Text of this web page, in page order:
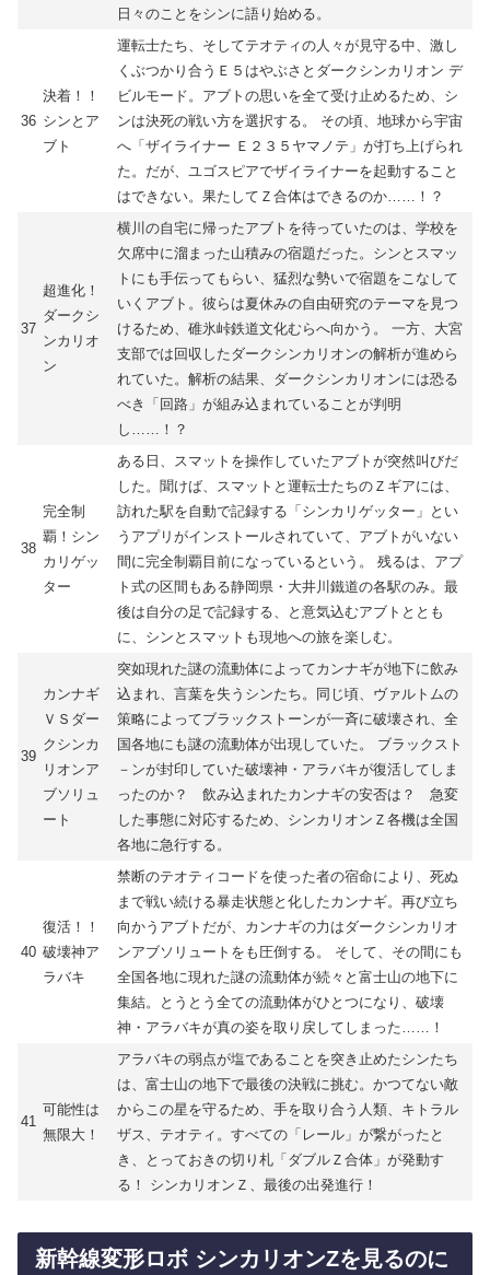
日々のことをシンに語り始める。
36
決着！！
シンとア
ブト
運転士たち、そしてテオティの人々が見守る中、激し
くぶつかり合うＥ５はやぶさとダークシンカリオン デ
ビルモード。アブトの思いを全て受け止めるため、シ
ンは決死の戦い方を選択する。 その頃、地球から宇宙
へ「ザイライナー Ｅ２３５ヤマノテ」が打ち上げられ
た。だが、ユゴスピアでザイライナーを起動すること
はできない。果たしてＺ合体はできるのか……！？
37
超進化！
ダークシ
ンカリオ
ン
横川の自宅に帰ったアブトを待っていたのは、学校を
欠席中に溜まった山積みの宿題だった。シンとスマッ
トにも手伝ってもらい、猛烈な勢いで宿題をこなして
いくアブト。彼らは夏休みの自由研究のテーマを見つ
けるため、碓氷峠鉄道文化むらへ向かう。 一方、大宮
支部では回収したダークシンカリオンの解析が進めら
れていた。解析の結果、ダークシンカリオンには恐る
べき「回路」が組み込まれていることが判明
し……！？
38
完全制
覇！シン
カリゲッ
ター
ある日、スマットを操作していたアブトが突然叫びだ
した。聞けば、スマットと運転士たちのＺギアには、
訪れた駅を自動で記録する「シンカリゲッター」とい
うアプリがインストールされていて、アブトがいない
間に完全制覇目前になっているという。 残るは、アプ
ト式の区間もある静岡県・大井川鐵道の各駅のみ。最
後は自分の足で記録する、と意気込むアブトととも
に、シンとスマットも現地への旅を楽しむ。
39
カンナギ
ＶＳダー
クシンカ
リオンア
ブソリュ
ート
突如現れた謎の流動体によってカンナギが地下に飲み
込まれ、言葉を失うシンたち。同じ頃、ヴァルトムの
策略によってブラックストーンが一斉に破壊され、全
国各地にも謎の流動体が出現していた。 ブラックスト
－ンが封印していた破壊神・アラバキが復活してしま
ったのか？ 飲み込まれたカンナギの安否は？ 急変
した事態に対応するため、シンカリオンＺ各機は全国
各地に急行する。
40
復活！！
破壊神ア
ラバキ
禁断のテオティコードを使った者の宿命により、死ぬ
まで戦い続ける暴走状態と化したカンナギ。再び立ち
向かうアブトだが、カンナギの力はダークシンカリオ
ンアブソリュートをも圧倒する。 そして、その間にも
全国各地に現れた謎の流動体が続々と富士山の地下に
集結。とうとう全ての流動体がひとつになり、破壊
神・アラバキが真の姿を取り戻してしまった……！
41
可能性は
無限大！
アラバキの弱点が塩であることを突き止めたシンたち
は、富士山の地下で最後の決戦に挑む。かつてない敵
からこの星を守るため、手を取り合う人類、キトラル
ザス、テオティ。すべての「レール」が繋がったと
き、とっておきの切り札「ダブルＺ合体」が発動す
る！ シンカリオンＺ、最後の出発進行！
新幹線変形ロボ シンカリオンZを見るのに